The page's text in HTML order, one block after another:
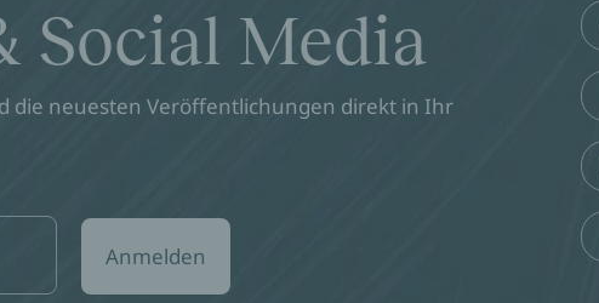
Social Media
die neuesten Veröffentlichungen direkt in Ihr
Anmelden